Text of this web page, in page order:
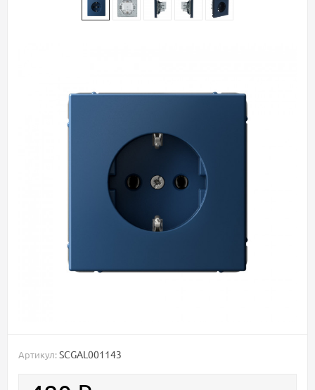
Артикул: SCGAL001143